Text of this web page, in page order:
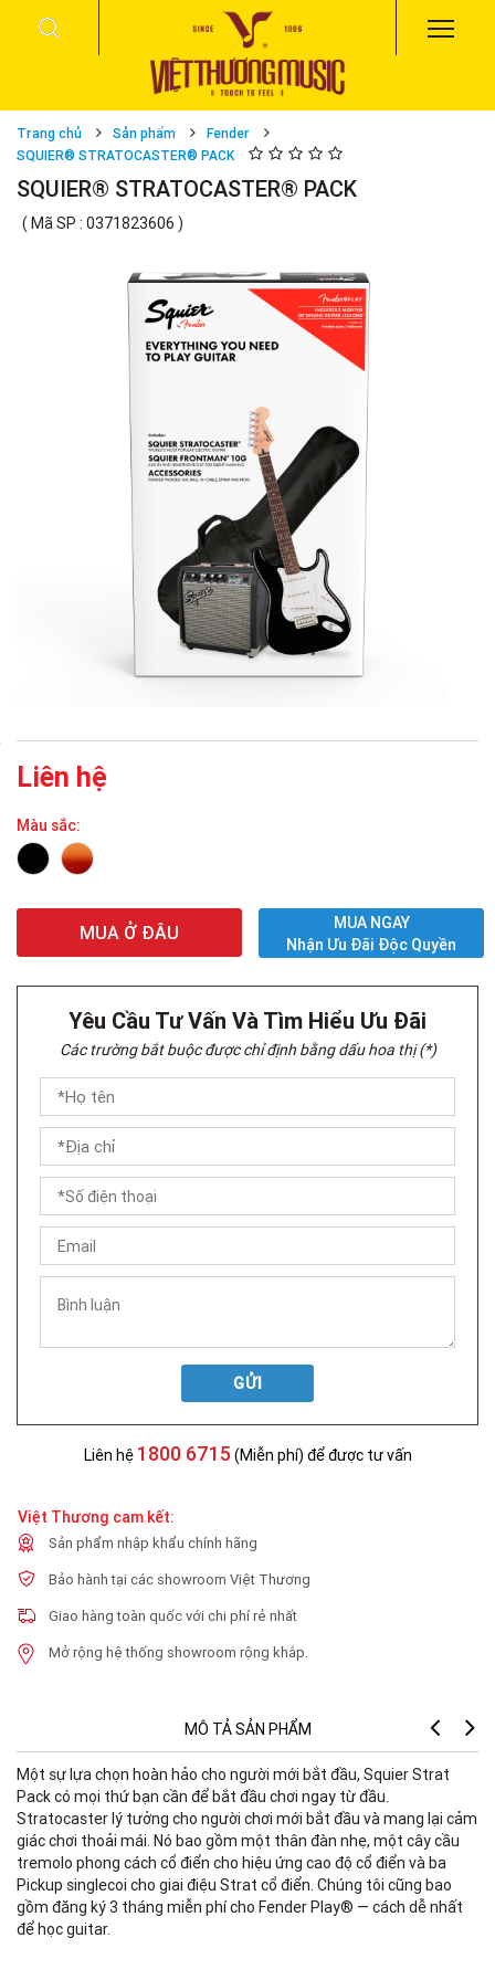
Trang chủ Sản phẩm
Fender
SQUIER® STRATOCASTER® PACK
SQUIER® STRATOCASTER® PACK
( Mã SP : 0371823606 )
Liên hệ
Màu sắc:
MUA Ở ĐÂU
MUA NGAY
Nhận Ưu Đãi Độc Quyền
Yêu Cầu Tư Vấn Và Tìm Hiểu Ưu Đãi
Các trường bắt buộc được chỉ định bằng dấu hoa thị (*)
GỬI
Liên hệ 1800 6715 (Miễn phí) để được tư vấn
Việt Thương cam kết:
Sản phẩm nhập khẩu chính hãng
Bảo hành tại các showroom Việt Thương
Giao hàng toàn quốc với chi phí rẻ nhất
Mở rộng hệ thống showroom rộng khắp.
MÔ TẢ SẢN PHẨM
Một sự lựa chọn hoàn hảo cho người mới bắt đầu, Squier Strat
Pack có mọi thứ bạn cần để bắt đầu chơi ngay từ đầu.
Stratocaster lý tưởng cho người chơi mới bắt đầu và mang lại cảm
giác chơi thoải mái. Nó bao gồm một thân đàn nhẹ, một cây cầu
tremolo phong cách cổ điển cho hiệu ứng cao độ cổ điển và ba
Pickup singlecoi cho giai điệu Strat cổ điển. Chúng tôi cũng bao
gồm đăng ký 3 tháng miễn phí cho Fender Play® — cách dễ nhất
để học guitar.